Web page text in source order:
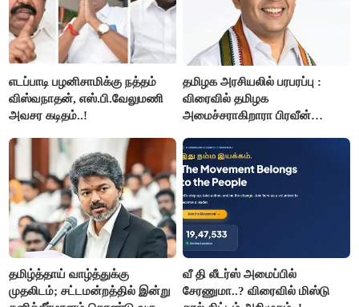
எடப்பாடி பழனிசாமிக்கு நத்தம்
விஸ்வநாதன், எஸ்.பி.வேலுமணி
அவசர கடிதம்..!
தமிழக அரசியலில் பரபரப்பு :
விரைவில் தமிழக
அமைச்சராகிறாரா பிரவீன்
தமிழ்த்தாய் வாழ்த்துக்கு
முதலிடம்; சட்டமன்றத்தில் இன்று
வீ தி லீடர்ஸ் அமைப்பில்
சேரணுமா..? விரைவில் மிஸ்டு